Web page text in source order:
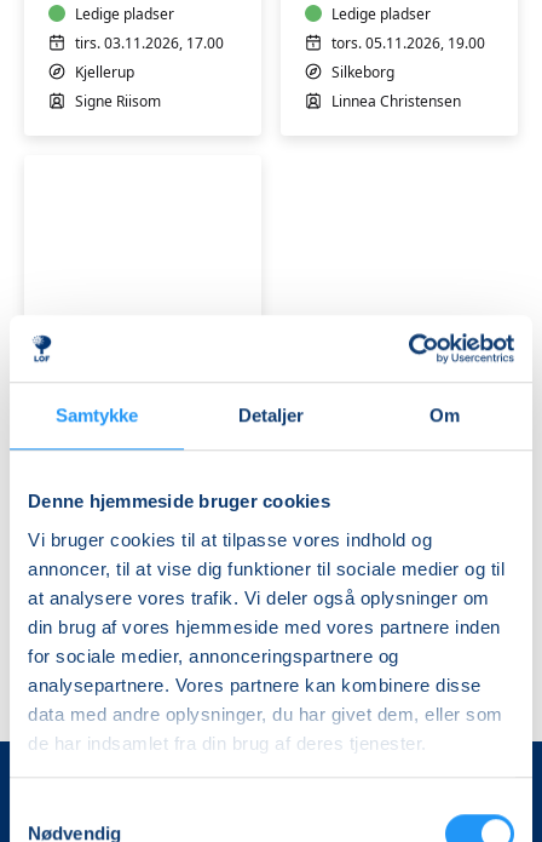
Samtykke Detaljer Om
Denne hjemmeside bruger cookies
Vi bruger cookies til at tilpasse vores indhold og
annoncer, til at vise dig funktioner til sociale medier og til
at analysere vores trafik. Vi deler også oplysninger om
din brug af vores hjemmeside med vores partnere inden
for sociale medier, annonceringspartnere og
analysepartnere. Vores partnere kan kombinere disse
data med andre oplysninger, du har givet dem, eller som
de har indsamlet fra din brug af deres tjenester.
Nødvendig
(SOLA)
-
Kjellerup
Ledige pladser
tirs. 03.11.2026, 17.00
Kjellerup
Signe Riisom
–
fordybelse,
fantasi
og
Ledige pladser
tors. 05.11.2026, 19.00
Silkeborg
Linnea Christensen
Møbelpolstring
Få pladser
lør. 07.11.2026, 09.00
Marie Konradi